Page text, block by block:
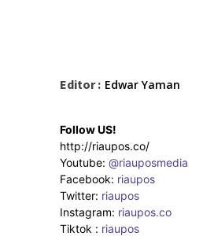
Editor : Edwar Yaman
Follow US!
http://riaupos.co/
Youtube: @riauposmedia
Facebook: riaupos
Twitter: riaupos
Instagram: riaupos.co
Tiktok : riaupos